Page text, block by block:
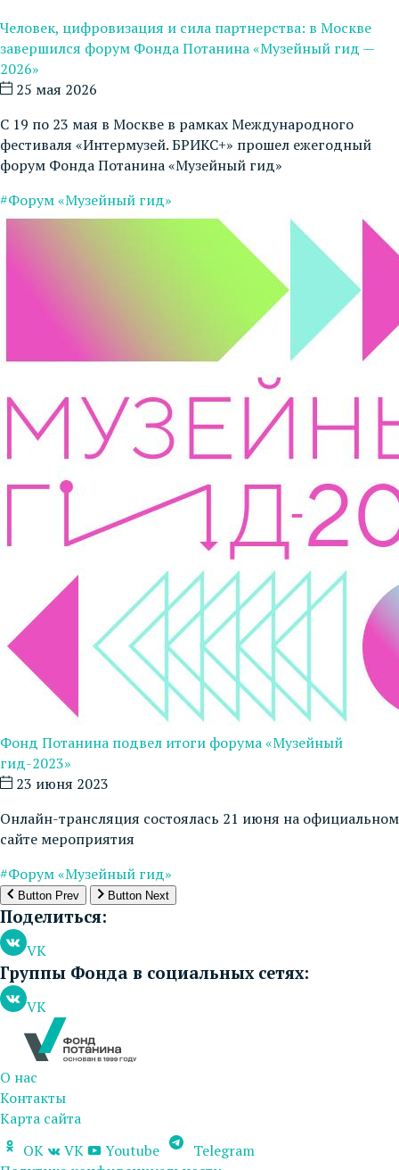
Человек, цифровизация и сила партнерства: в Москве
завершился форум Фонда Потанина «Музейный гид —
2026»
25 мая 2026
С 19 по 23 мая в Москве в рамках Международного
фестиваля «Интермузей. БРИКС+» прошел ежегодный
форум Фонда Потанина «Музейный гид»
#Форум «Музейный гид»
Фонд Потанина подвел итоги форума «Музейный
гид-2023»
23 июня 2023
Онлайн-трансляция состоялась 21 июня на официальном
сайте мероприятия
#Форум «Музейный гид»
Button Prev Button Next
Поделиться:
VK
Группы Фонда в социальных сетях:
VK
О нас
Контакты
Карта сайта
OK
VK Youtube
Telegram